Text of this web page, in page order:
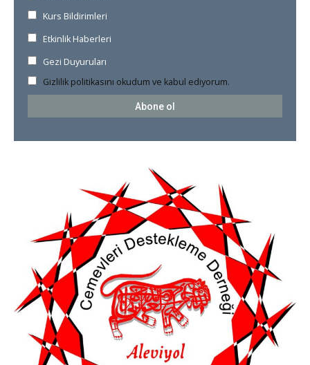
Kurs Bildirimleri
Etkinlik Haberleri
Gezi Duyuruları
Gizlilik politikasını okudum ve kabul ediyorum.